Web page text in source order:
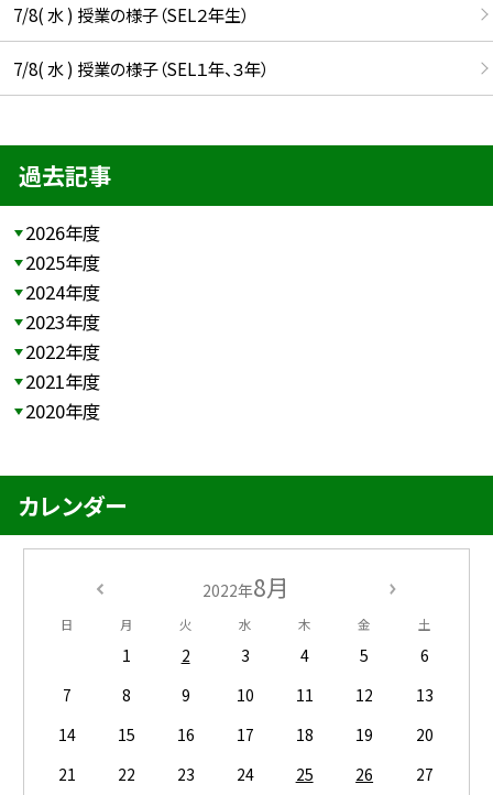
7/8( 水 ) 授業の様子（SEL２年生）
7/8( 水 ) 授業の様子（SEL１年、３年）
過去記事
2026年度
2025年度
2024年度
2023年度
2022年度
2021年度
2020年度
カレンダー
2022年8月
日 月 火 水 木 金 土
1 2 3 4 5
6
7
8 9 10 11 12
13
14
15 16 17 18 19
20
21
22 23 24 25 26
27